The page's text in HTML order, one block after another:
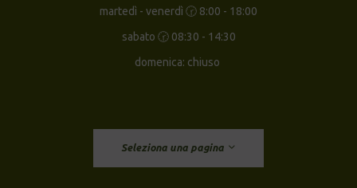
martedì - venerdì 🕝 8:00 - 18:00
sabato 🕝 08:30 - 14:30
domenica: chiuso
Seleziona una pagina